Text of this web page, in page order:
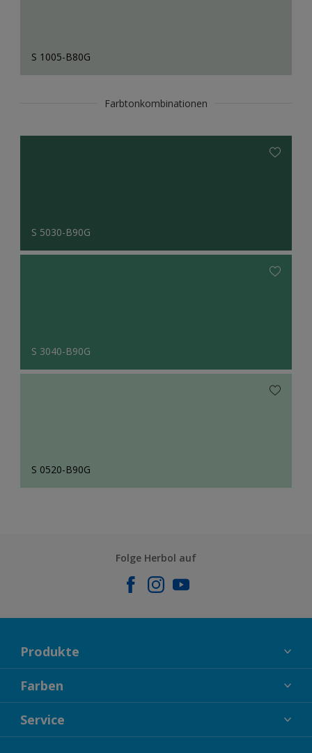
S 1005-B80G
Farbtonkombinationen
S 5030-B90G
S 3040-B90G
S 0520-B90G
Folge Herbol auf
Produkte
FASSADENFARBEN
INNENFARBEN
LACKE
Farben
KOLLEKTIONEN
FARBTRENDS
Service